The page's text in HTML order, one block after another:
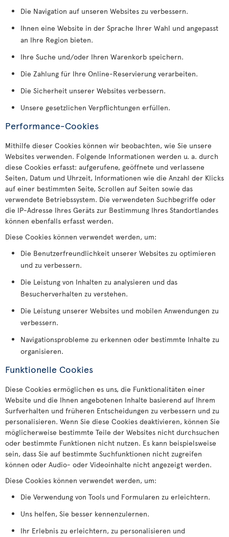
Die Navigation auf unseren Websites zu verbessern.
Ihnen eine Website in der Sprache Ihrer Wahl und angepasst
an Ihre Region bieten.
Ihre Suche und/oder Ihren Warenkorb speichern.
Die Zahlung für Ihre Online-Reservierung verarbeiten.
Die Sicherheit unserer Websites verbessern.
Unsere gesetzlichen Verpflichtungen erfüllen.
Performance-Cookies
Mithilfe dieser Cookies können wir beobachten, wie Sie unsere
Websites verwenden. Folgende Informationen werden u. a. durch
diese Cookies erfasst: aufgerufene, geöffnete und verlassene
Seiten, Datum und Uhrzeit, Informationen wie die Anzahl der Klicks
auf einer bestimmten Seite, Scrollen auf Seiten sowie das
verwendete Betriebssystem. Die verwendeten Suchbegriffe oder
die IP-Adresse Ihres Geräts zur Bestimmung Ihres Standortlandes
können ebenfalls erfasst werden.
Diese Cookies können verwendet werden, um:
Die Benutzerfreundlichkeit unserer Websites zu optimieren
und zu verbessern.
Die Leistung von Inhalten zu analysieren und das
Besucherverhalten zu verstehen.
Die Leistung unserer Websites und mobilen Anwendungen zu
verbessern.
Navigationsprobleme zu erkennen oder bestimmte Inhalte zu
organisieren.
Funktionelle Cookies
Diese Cookies ermöglichen es uns, die Funktionalitäten einer
Website und die Ihnen angebotenen Inhalte basierend auf Ihrem
Surfverhalten und früheren Entscheidungen zu verbessern und zu
personalisieren. Wenn Sie diese Cookies deaktivieren, können Sie
möglicherweise bestimmte Teile der Websites nicht durchsuchen
oder bestimmte Funktionen nicht nutzen. Es kann beispielsweise
sein, dass Sie auf bestimmte Suchfunktionen nicht zugreifen
können oder Audio- oder Videoinhalte nicht angezeigt werden.
Diese Cookies können verwendet werden, um:
Die Verwendung von Tools und Formularen zu erleichtern.
Uns helfen, Sie besser kennenzulernen.
Ihr Erlebnis zu erleichtern, zu personalisieren und